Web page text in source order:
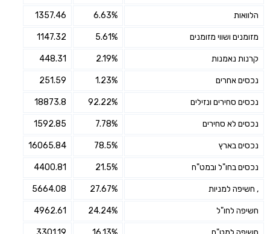
הלוואות 6.63%
1357.46
מזומנים ושווי מזומנים 5.61%
1147.32
קרנות נאמנות 2.19%
448.31
נכסים אחרים 1.23%
251.59
נכסים סחירים ונזילים 92.22%
18873.8
נכסים לא סחירים 7.78%
1592.85
נכסים בארץ 78.5%
16065.84
נכסים בחו"ל ובמט"ח 21.5%
4400.81
, חשיפה למניות 27.67%
5664.08
חשיפה לחו"ל 24.24%
4962.61